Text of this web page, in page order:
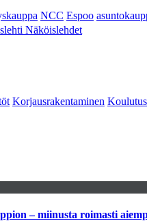
NCC Espoo
Näköislehdet
Korjausrakentaminen
– miinusta roimasti